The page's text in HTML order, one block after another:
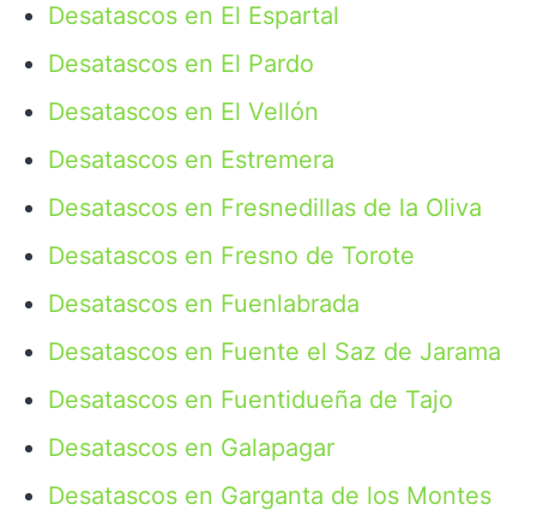
Desatascos en El Espartal
Desatascos en El Pardo
Desatascos en El Vellón
Desatascos en Estremera
Desatascos en Fresnedillas de la Oliva
Desatascos en Fresno de Torote
Desatascos en Fuenlabrada
Desatascos en Fuente el Saz de Jarama
Desatascos en Fuentidueña de Tajo
Desatascos en Galapagar
Desatascos en Garganta de los Montes